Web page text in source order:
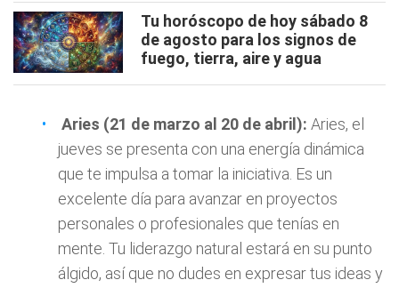
Tu horóscopo de hoy sábado 8
de agosto para los signos de
fuego, tierra, aire y agua
Aries (21 de marzo al 20 de abril): Aries, el
jueves se presenta con una energía dinámica
que te impulsa a tomar la iniciativa. Es un
excelente día para avanzar en proyectos
personales o profesionales que tenías en
mente. Tu liderazgo natural estará en su punto
álgido, así que no dudes en expresar tus ideas y